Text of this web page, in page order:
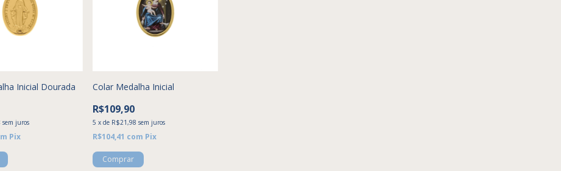
Inicial Dourada
sem juros
Pix
Colar Medalha Inicial
R$109,90
5 x de R$21,98 sem juros
R$104,41 com Pix
Comprar